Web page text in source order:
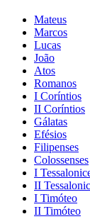
Mateus
Marcos
Lucas
João
Atos
Romanos
I Coríntios
II Coríntios
Gálatas
Efésios
Filipenses
Colossenses
I
II
I Timóteo
II Timóteo